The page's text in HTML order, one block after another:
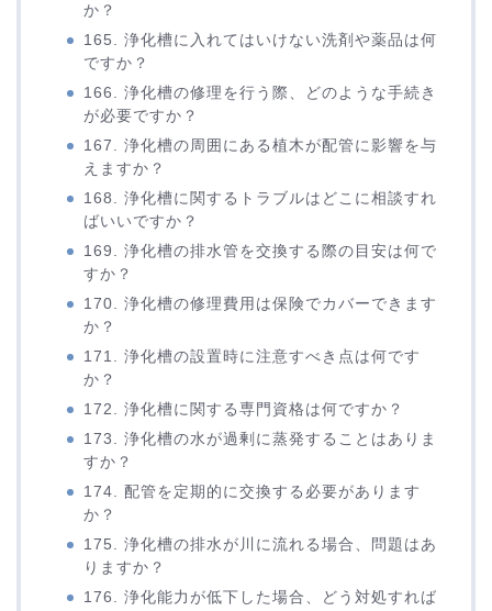
か？
165. 浄化槽に入れてはいけない洗剤や薬品は何
ですか？
166. 浄化槽の修理を行う際、どのような手続き
が必要ですか？
167. 浄化槽の周囲にある植木が配管に影響を与
えますか？
168. 浄化槽に関するトラブルはどこに相談すれ
ばいいですか？
169. 浄化槽の排水管を交換する際の目安は何で
すか？
170. 浄化槽の修理費用は保険でカバーできます
か？
171. 浄化槽の設置時に注意すべき点は何です
か？
172. 浄化槽に関する専門資格は何ですか？
173. 浄化槽の水が過剰に蒸発することはありま
すか？
174. 配管を定期的に交換する必要があります
か？
175. 浄化槽の排水が川に流れる場合、問題はあ
りますか？
176. 浄化能力が低下した場合、どう対処すれば